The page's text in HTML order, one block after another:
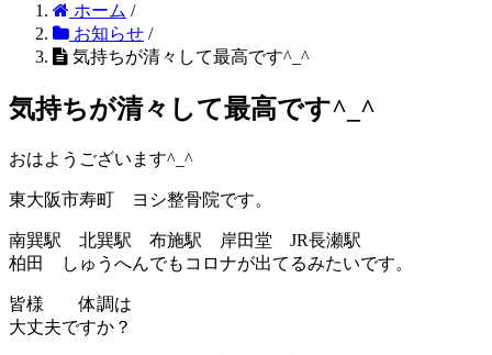
ホーム /
お知らせ /
気持ちが清々して最高です^_^
気持ちが清々して最高です^_^
おはようございます^_^
東大阪市寿町 ヨシ整骨院です。
南巽駅 北巽駅 布施駅 岸田堂 JR長瀬駅
柏田 しゅうへんでもコロナが出てるみたいです。
皆様 体調は
大丈夫ですか？